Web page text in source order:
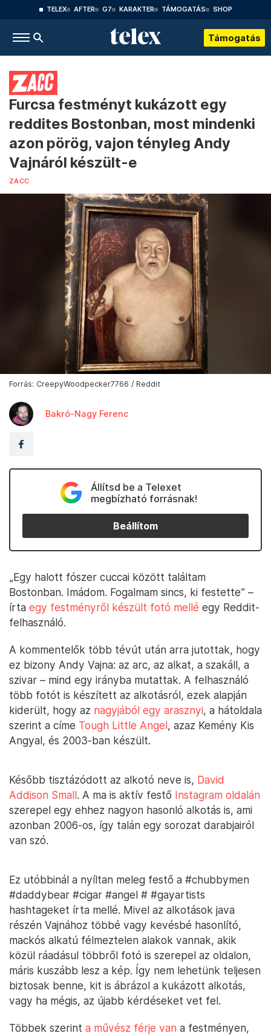
TELEX AFTER G7 KARAKTER TÁMOGATÁS SHOP
Támogatás
Furcsa festményt kukázott egy
reddites Bostonban, most mindenki
azon pörög, vajon tényleg Andy
Vajnáról készült-e
ZACC
Forrás: CreepyWoodpecker7766 / Reddit
Bakró-Nagy Ferenc
Állítsd be a Telexet
megbízható forrásnak!
Beállítom
„Egy halott fószer cuccai között találtam
Bostonban. Imádom. Fogalmam sincs, ki festette” –
írta egy festményről készült fotó mellé egy Reddit-
felhasználó.
A kommentelők több tévút után arra jutottak, hogy
ez bizony Andy Vajna: az arc, az alkat, a szakáll, a
szivar – mind egy irányba mutattak. A felhasználó
több fotót is készített az alkotásról, ezek alapján
kiderült, hogy az nagyjából egy arasznyi, a hátoldala
szerint a címe Tough Little Angel, azaz Kemény Kis
Angyal, és 2003-ban készült.
Később tisztázódott az alkotó neve is, David
Addison Small. A ma is aktív festő Instagram oldalán
szerepel egy ehhez nagyon hasonló alkotás is, ami
azonban 2006-os, így talán egy sorozat darabjairól
van szó.
Ez utóbbinál a nyíltan meleg festő a #chubbymen
#daddybear #cigar #angel # #gayartists
hashtageket írta mellé. Mivel az alkotások java
részén Vajnához többé vagy kevésbé hasonlító,
mackós alkatú félmeztelen alakok vannak, akik
közül ráadásul többről fotó is szerepel az oldalon,
máris kuszább lesz a kép. Így nem lehetünk teljesen
biztosak benne, kit is ábrázol a kukázott alkotás,
vagy ha mégis, az újabb kérdéseket vet fel.
Többek szerint a művész férje van a festményen,